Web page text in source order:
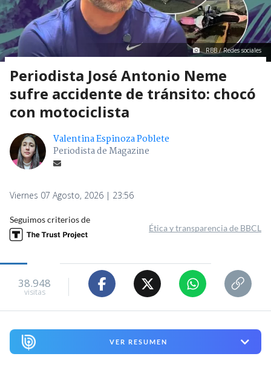
RBB / Redes sociales
Periodista José Antonio Neme
sufre accidente de tránsito: chocó
con motociclista
Valentina Espinoza Poblete
Periodista de Magazine
Viernes 07 Agosto, 2026 | 23:56
Seguimos criterios de
Ética y transparencia de BBCL
38.948
visitas
VER RESUMEN